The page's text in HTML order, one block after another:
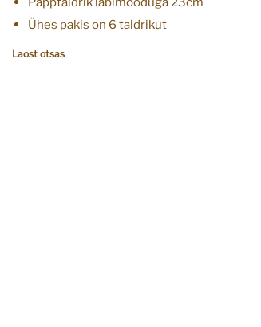
Ühes pakis on 6 taldrikut
Laost otsas